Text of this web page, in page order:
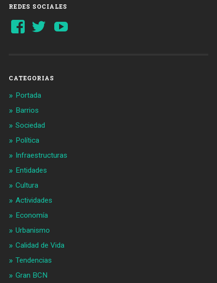
REDES SOCIALES
Ver
perfil
Ver
perfil
CATEGORIAS
Portada
Barrios
Sociedad
Política
Infraestructuras
Entidades
Cultura
Actividades
Economía
Urbanismo
Calidad de Vida
Tendencias
Gran BCN